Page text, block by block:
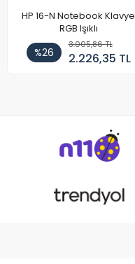
HP 16-N Notebook Klavye
RGB Işıklı
%26
3.005,86 TL
2.226,35 TL